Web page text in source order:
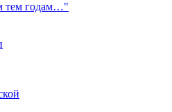
тем годам…"